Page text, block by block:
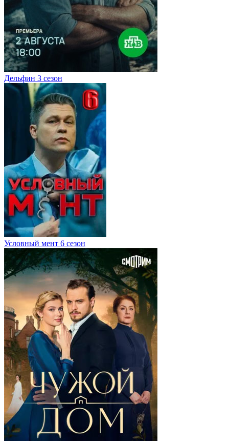
Дельфин 3 сезон
Условный мент 6 сезон